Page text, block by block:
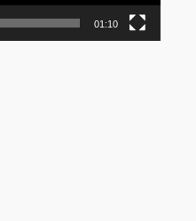
01:10